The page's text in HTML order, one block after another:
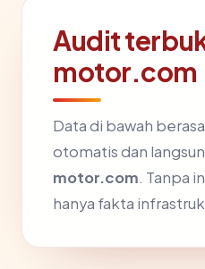
Audit
motor.com
Data di bawah
otomatis dan
motor.com. Tanpa
hanya fakta